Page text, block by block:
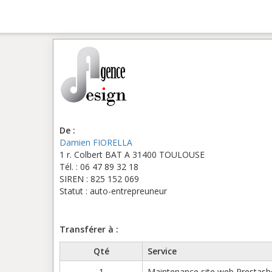
De :
Damien FIORELLA
1 r. Colbert BAT A 31400 TOULOUSE
Tél. : 06 47 89 32 18
SIREN : 825 152 069
Statut : auto-entrepreuneur
Transférer à :
Qté
Service